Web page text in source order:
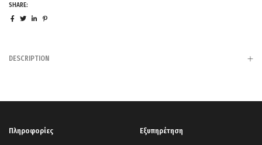
SHARE:
DESCRIPTION
Πληροφορίες Εξυπηρέτηση